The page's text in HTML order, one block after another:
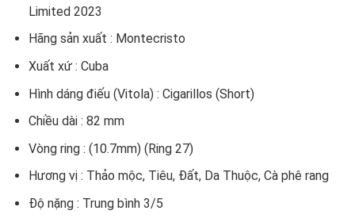
Limited 2023
Hãng sản xuất : Montecristo
Xuất xứ : Cuba
Hình dáng điếu (Vitola) : Cigarillos (Short)
Chiều dài : 82 mm
Vòng ring : (10.7mm) (Ring 27)
Hương vị : Thảo mộc, Tiêu, Đất, Da Thuộc, Cà phê rang
Độ nặng : Trung bình 3/5